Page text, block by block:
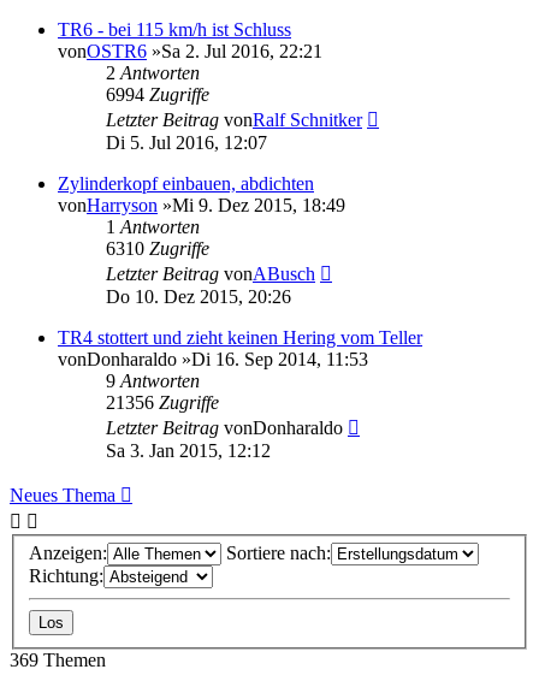
TR6 - bei 115 km/h ist Schluss
vonOSTR6 »Sa 2. Jul 2016, 22:21
2 Antworten
6994 Zugriffe
Letzter Beitrag vonRalf Schnitker
Di 5. Jul 2016, 12:07
Zylinderkopf einbauen, abdichten
vonHarryson »Mi 9. Dez 2015, 18:49
1 Antworten
6310 Zugriffe
Letzter Beitrag vonABusch
Do 10. Dez 2015, 20:26
TR4 stottert und zieht keinen Hering vom Teller
vonDonharaldo »Di 16. Sep 2014, 11:53
9 Antworten
21356 Zugriffe
Letzter Beitrag vonDonharaldo
Sa 3. Jan 2015, 12:12
Neues Thema
Anzeigen:
Sortiere nach:
Richtung:
369 Themen